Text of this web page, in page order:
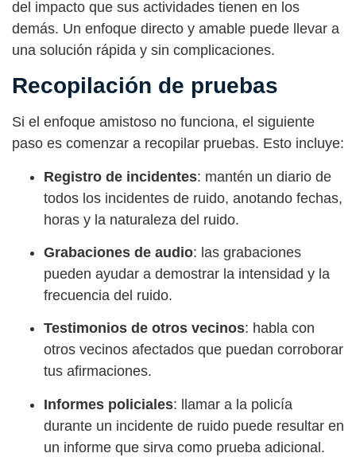
del impacto que sus actividades tienen en los
demás. Un enfoque directo y amable puede llevar a
una solución rápida y sin complicaciones.
Recopilación de pruebas
Si el enfoque amistoso no funciona, el siguiente
paso es comenzar a recopilar pruebas. Esto incluye:
Registro de incidentes: mantén un diario de
todos los incidentes de ruido, anotando fechas,
horas y la naturaleza del ruido.
Grabaciones de audio: las grabaciones
pueden ayudar a demostrar la intensidad y la
frecuencia del ruido.
Testimonios de otros vecinos: habla con
otros vecinos afectados que puedan corroborar
tus afirmaciones.
Informes policiales: llamar a la policía
durante un incidente de ruido puede resultar en
un informe que sirva como prueba adicional.